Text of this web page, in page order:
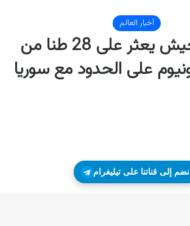
انضم إلى قناتنا على تيليغرام